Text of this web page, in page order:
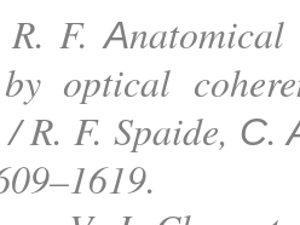
R. F.
optical
/ R. F. Spaide,